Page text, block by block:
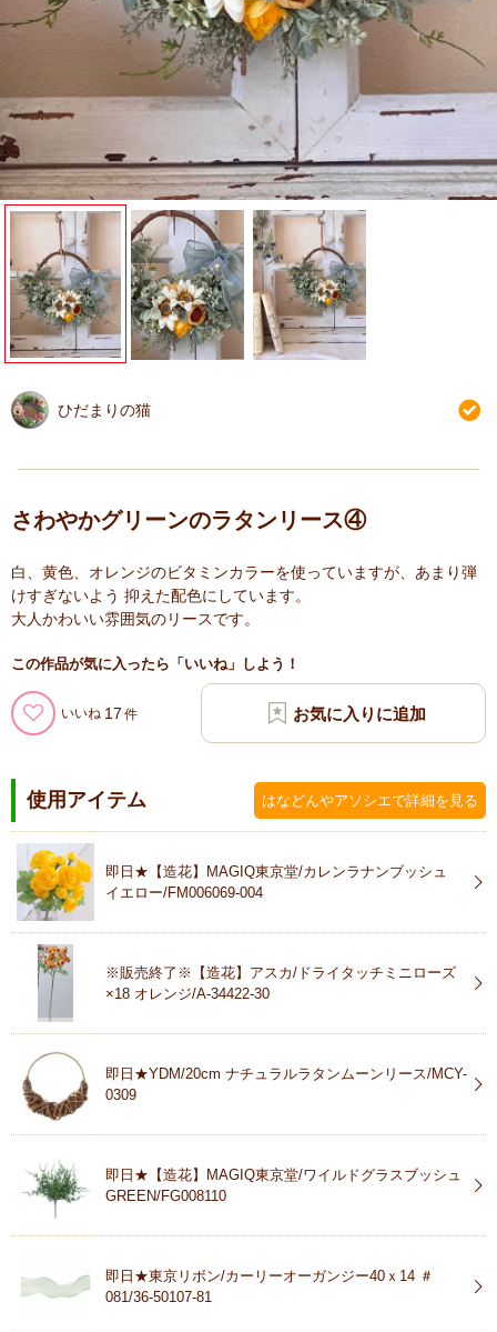
ひだまりの猫
さわやかグリーンのラタンリース④
白、黄色、オレンジのビタミンカラーを使っていますが、あまり弾
けすぎないよう 抑えた配色にしています。
大人かわいい雰囲気のリースです。
この作品が気に入ったら「いいね」しよう！
いいね 17
使用アイテム はなどんやアソシエで詳細を見る
即日★【造花】MAGIQ東京堂/カレンラナンブッシュ
イエロー/FM006069-004
※販売終了※【造花】アスカ/ドライタッチミニローズ
×18 オレンジ/A-34422-30
即日★YDM/20cm ナチュラルラタンムーンリース/MCY-
0309
即日★【造花】MAGIQ東京堂/ワイルドグラスブッシュ
GREEN/FG008110
即日★東京リボン/カーリーオーガンジー40ｘ14 ＃
081/36-50107-81